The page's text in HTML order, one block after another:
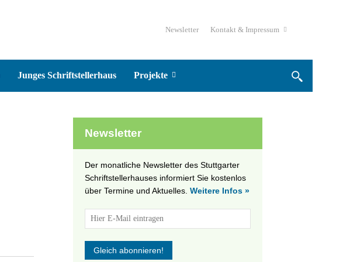
Newsletter Kontakt & Impressum
Junges Schriftstellerhaus Projekte
Newsletter
Der monatliche Newsletter des Stuttgarter
Schriftstellerhauses informiert Sie kostenlos
über Termine und Aktuelles. Weitere Infos »